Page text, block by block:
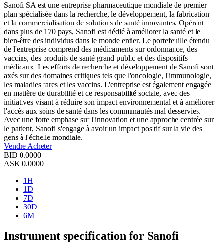
Sanofi SA est une entreprise pharmaceutique mondiale de premier
plan spécialisée dans la recherche, le développement, la fabrication
et la commercialisation de solutions de santé innovantes. Opérant
dans plus de 170 pays, Sanofi est dédié à améliorer la santé et le
bien-être des individus dans le monde entier. Le portefeuille étendu
de l'entreprise comprend des médicaments sur ordonnance, des
vaccins, des produits de santé grand public et des dispositifs
médicaux. Les efforts de recherche et développement de Sanofi sont
axés sur des domaines critiques tels que l'oncologie, l'immunologie,
les maladies rares et les vaccins. L'entreprise est également engagée
en matière de durabilité et de responsabilité sociale, avec des
initiatives visant à réduire son impact environnemental et à améliorer
l'accès aux soins de santé dans les communautés mal desservies.
Avec une forte emphase sur l'innovation et une approche centrée sur
le patient, Sanofi s'engage à avoir un impact positif sur la vie des
gens à l'échelle mondiale.
Vendre Acheter
BID 0.0000
ASK 0.0000
1H
1D
7D
30D
6M
Instrument specification for Sanofi